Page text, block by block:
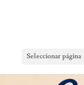
Seleccionar página